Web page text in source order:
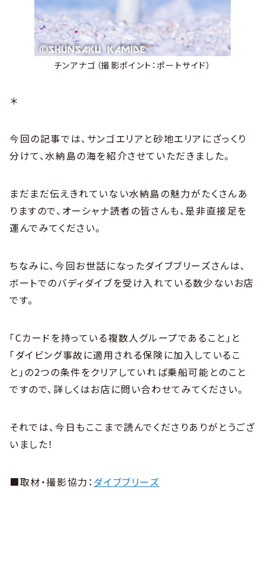
チンアナゴ（撮影ポイント：ポートサイド）
＊
今回の記事では、サンゴエリアと砂地エリアにざっくり
分けて、水納島の海を紹介させていただきました。
まだまだ伝えきれていない水納島の魅力がたくさんあ
りますので、オーシャナ読者の皆さんも、是非直接足を
運んでみてください。
ちなみに、今回お世話になったダイブブリーズさんは、
ボートでのバディダイブを受け入れている数少ないお店
です。
「Cカードを持っている複数人グループであること」と
「ダイビング事故に適用される保険に加入しているこ
と」の2つの条件をクリアしていれば乗船可能とのこと
ですので、詳しくはお店に問い合わせてみてください。
それでは、今日もここまで読んでくださりありがとうござ
いました！
■取材・撮影協力：ダイブブリーズ